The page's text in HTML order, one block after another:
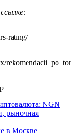
rating/
NGN
рыночная
в Москве